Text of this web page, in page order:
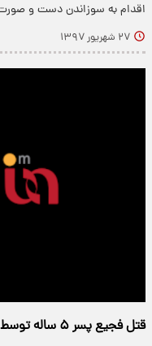
اقدام به سوزاندن دست و
۲۷ شهریور ۱۳۹۷
قتل فجیع پسر ۵ ساله توسط نامادری